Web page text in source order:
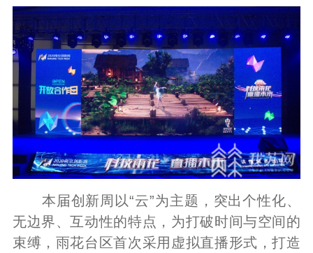
本届创新周以“云”为主题，突出个性化、
无边界、互动性的特点，为打破时间与空间的
束缚，雨花台区首次采用虚拟直播形式，打造